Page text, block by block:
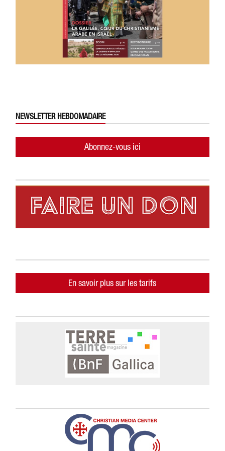
NEWSLETTER HEBDOMADAIRE
Abonnez-vous ici
En savoir plus sur les tarifs